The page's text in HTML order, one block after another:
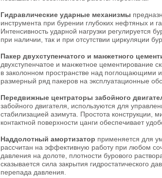
Гидравлические ударные механизмы
инструмента при бурении глубоких нефтяных и
Интенсивность ударной нагрузки регулируется
при наличии, так и при отсутствии циркуляции
Пакер двухступенчатого и манжетного
двухступенчатое и манжетное цементирование
в заколонном пространстве над поглощающими
размерный ряд пакеров на эксплуатационные
Передвижные центраторы забойного
забойного двигателя, используются для
стабилизацией азимута. Простота
контактной поверхности цанги обеспечивает
Наддолотный амортизатор применяется для
рассчитан на эффективную работу при любом
давления на долоте, плотности бурового
сказывается сила закрытия гидростатического
перепада давления.